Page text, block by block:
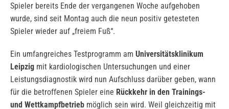
Spieler bereits Ende der vergangenen Woche aufgehoben
wurde, sind seit Montag auch die neun positiv getesteten
Spieler wieder auf „freiem Fuß“.
Ein umfangreiches Testprogramm am Universitätsklinikum
Leipzig mit kardiologischen Untersuchungen und einer
Leistungsdiagnostik wird nun Aufschluss darüber geben, wann
für die betroffenen Spieler eine Rückkehr in den Trainings-
und Wettkampfbetrieb möglich sein wird. Weil gleichzeitig mit